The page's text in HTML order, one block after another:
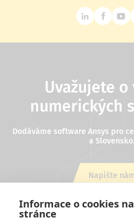
Informace o cookies
stránce
Uvažujete
numerických
Dodáváme software Ansys pro
a Slovensko.
Napište
nebo zavolejte +420